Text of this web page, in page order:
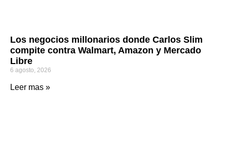
Los negocios millonarios donde Carlos Slim
compite contra Walmart, Amazon y Mercado
Libre
6 agosto, 2026
Leer mas »